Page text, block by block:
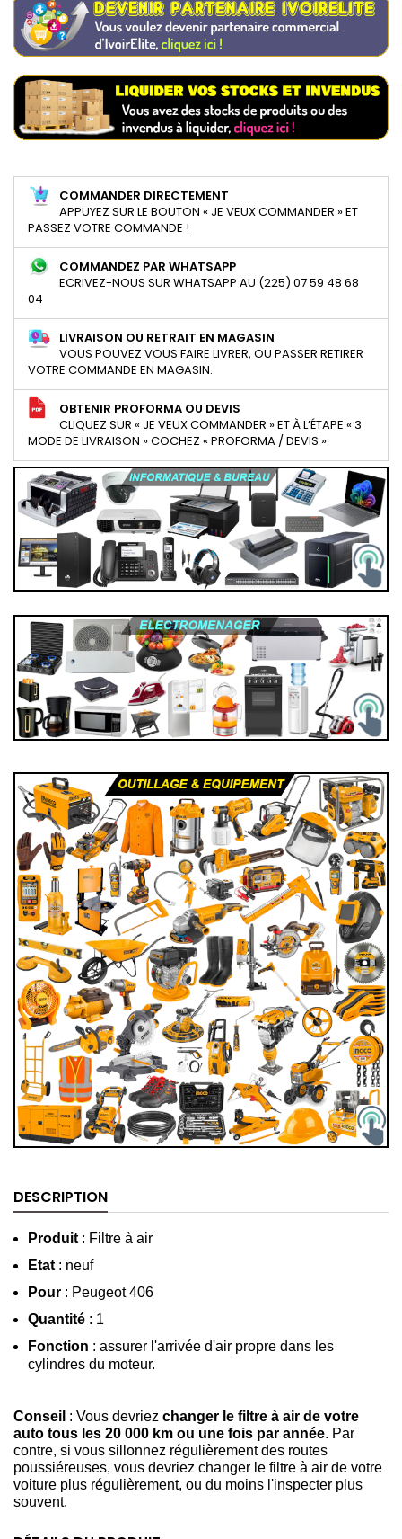
COMMANDER DIRECTEMENT
APPUYEZ SUR LE BOUTON « JE VEUX COMMANDER » ET
PASSEZ VOTRE COMMANDE !
COMMANDEZ PAR WHATSAPP
ECRIVEZ-NOUS SUR WHATSAPP AU (225) 07 59 48 68
04
LIVRAISON OU RETRAIT EN MAGASIN
VOUS POUVEZ VOUS FAIRE LIVRER, OU PASSER RETIRER
VOTRE COMMANDE EN MAGASIN.
OBTENIR PROFORMA OU DEVIS
CLIQUEZ SUR « JE VEUX COMMANDER » ET À L’ÉTAPE « 3
MODE DE LIVRAISON » COCHEZ « PROFORMA / DEVIS ».
DESCRIPTION
Produit : Filtre à air
Etat : neuf
Pour : Peugeot 406
Quantité : 1
Fonction : assurer l'arrivée d'air propre dans les
cylindres du moteur.
Conseil : Vous devriez changer le filtre à air de votre
auto tous les 20 000 km ou une fois par année. Par
contre, si vous sillonnez régulièrement des routes
poussiéreuses, vous devriez changer le filtre à air de votre
voiture plus régulièrement, ou du moins l'inspecter plus
souvent.